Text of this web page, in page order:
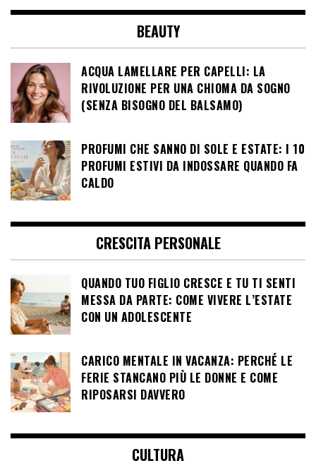
BEAUTY
ACQUA LAMELLARE PER CAPELLI: LA
RIVOLUZIONE PER UNA CHIOMA DA SOGNO
(SENZA BISOGNO DEL BALSAMO)
PROFUMI CHE SANNO DI SOLE E ESTATE: I 10
PROFUMI ESTIVI DA INDOSSARE QUANDO FA
CALDO
CRESCITA PERSONALE
QUANDO TUO FIGLIO CRESCE E TU TI SENTI
MESSA DA PARTE: COME VIVERE L’ESTATE
CON UN ADOLESCENTE
CARICO MENTALE IN VACANZA: PERCHÉ LE
FERIE STANCANO PIÙ LE DONNE E COME
RIPOSARSI DAVVERO
CULTURA